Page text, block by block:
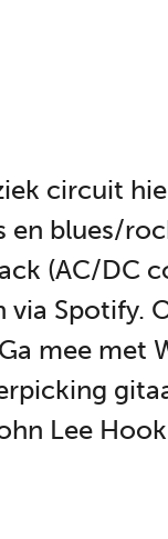
circuit
blues/
(AC/
via
mee met
Lee